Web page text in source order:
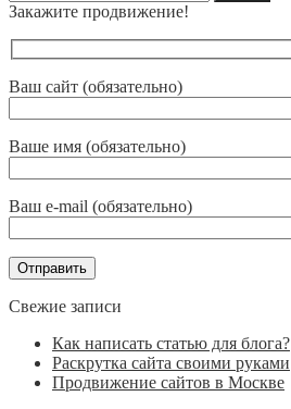
Закажите продвижение!
Ваш сайт (обязательно)
Ваше имя (обязательно)
Ваш e-mail (обязательно)
Свежие записи
Как написать статью для блога?
Раскрутка сайта своими руками
Продвижение сайтов в Москве